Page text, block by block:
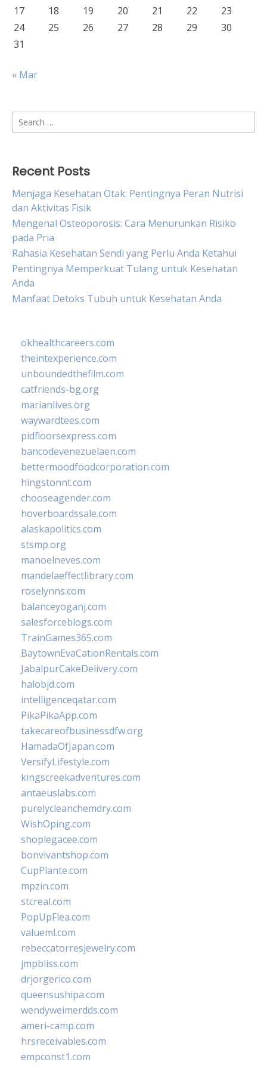
17
18 19 20 21 22
23
24
25 26 27 28 29
30
31
« Mar
Search
for:
Recent Posts
Menjaga Kesehatan Otak: Pentingnya Peran Nutrisi
dan Aktivitas Fisik
Mengenal Osteoporosis: Cara Menurunkan Risiko
pada Pria
Rahasia Kesehatan Sendi yang Perlu Anda Ketahui
Pentingnya Memperkuat Tulang untuk Kesehatan
Anda
Manfaat Detoks Tubuh untuk Kesehatan Anda
okhealthcareers.com
theintexperience.com
unboundedthefilm.com
catfriends-bg.org
marianlives.org
waywardtees.com
pidfloorsexpress.com
bancodevenezuelaen.com
bettermoodfoodcorporation.com
hingstonnt.com
chooseagender.com
hoverboardssale.com
alaskapolitics.com
stsmp.org
manoelneves.com
mandelaeffectlibrary.com
roselynns.com
balanceyoganj.com
salesforceblogs.com
TrainGames365.com
BaytownEvaCationRentals.com
JabalpurCakeDelivery.com
halobjd.com
intelligenceqatar.com
PikaPikaApp.com
takecareofbusinessdfw.org
HamadaOfJapan.com
VersifyLifestyle.com
kingscreekadventures.com
antaeuslabs.com
purelycleanchemdry.com
WishOping.com
shoplegacee.com
bonvivantshop.com
CupPlante.com
mpzin.com
stcreal.com
PopUpFlea.com
valueml.com
rebeccatorresjewelry.com
jmpbliss.com
drjorgerico.com
queensushipa.com
wendyweimerdds.com
ameri-camp.com
hrsreceivables.com
empconst1.com